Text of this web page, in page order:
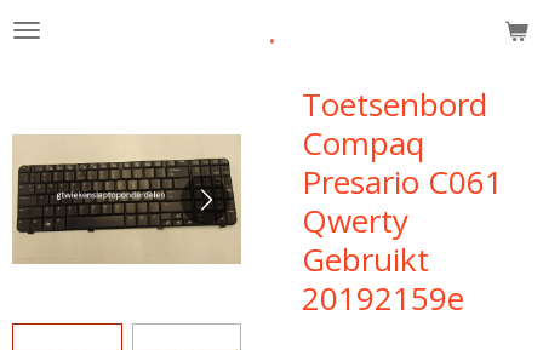
Ga
hoofdinhoud
.
Toetsenbord
Compaq
Presario C061
Qwerty
Gebruikt
20192159e